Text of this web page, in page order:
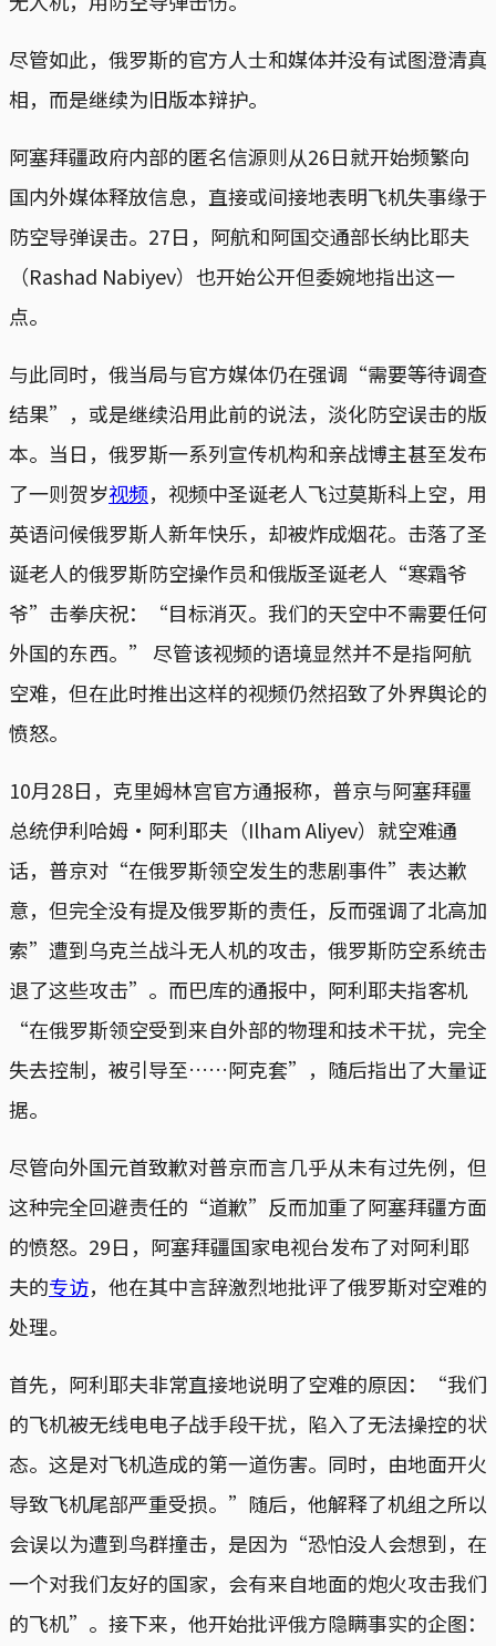
尽管如此，俄罗斯的官方人士和媒体并没有试图澄清真
相，而是继续为旧版本辩护。
阿塞拜疆政府内部的匿名信源则从26日就开始频繁向
国内外媒体释放信息，直接或间接地表明飞机失事缘于
防空导弹误击。27日，阿航和阿国交通部长纳比耶夫
（Rashad Nabiyev）也开始公开但委婉地指出这一
点。
与此同时，俄当局与官方媒体仍在强调“需要等待调查
结果”，或是继续沿用此前的说法，淡化防空误击的版
本。当日，俄罗斯一系列宣传机构和亲战博主甚至发布
了一则贺岁视频，视频中圣诞老人飞过莫斯科上空，用
英语问候俄罗斯人新年快乐，却被炸成烟花。击落了圣
诞老人的俄罗斯防空操作员和俄版圣诞老人“寒霜爷
爷”击拳庆祝：“目标消灭。我们的天空中不需要任何
外国的东西。” 尽管该视频的语境显然并不是指阿航
空难，但在此时推出这样的视频仍然招致了外界舆论的
愤怒。
10月28日，克里姆林宫官方通报称，普京与阿塞拜疆
总统伊利哈姆·阿利耶夫（Ilham Aliyev）就空难通
话，普京对“在俄罗斯领空发生的悲剧事件”表达歉
意，但完全没有提及俄罗斯的责任，反而强调了北高加
索”遭到乌克兰战斗无人机的攻击，俄罗斯防空系统击
退了这些攻击”。而巴库的通报中，阿利耶夫指客机
“在俄罗斯领空受到来自外部的物理和技术干扰，完全
失去控制，被引导至……阿克套”，随后指出了大量证
据。
尽管向外国元首致歉对普京而言几乎从未有过先例，但
这种完全回避责任的“道歉”反而加重了阿塞拜疆方面
的愤怒。29日，阿塞拜疆国家电视台发布了对阿利耶
夫的专访，他在其中言辞激烈地批评了俄罗斯对空难的
处理。
首先，阿利耶夫非常直接地说明了空难的原因：“我们
的飞机被无线电电子战手段干扰，陷入了无法操控的状
态。这是对飞机造成的第一道伤害。同时，由地面开火
导致飞机尾部严重受损。”随后，他解释了机组之所以
会误以为遭到鸟群撞击，是因为“恐怕没人会想到，在
一个对我们友好的国家，会有来自地面的炮火攻击我们
的飞机”。接下来，他开始批评俄方隐瞒事实的企图：